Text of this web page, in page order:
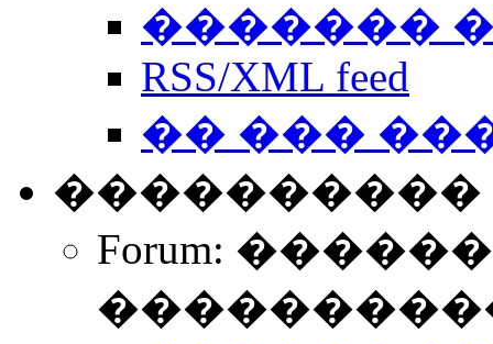
�������
RSS/XML feed
�� ���
����������
Forum: